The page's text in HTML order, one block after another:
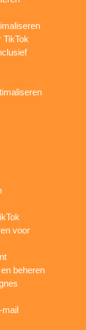
TikTok
voor
beheren
mail